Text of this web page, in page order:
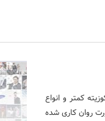
کمتر و انواع
روان کاری شده